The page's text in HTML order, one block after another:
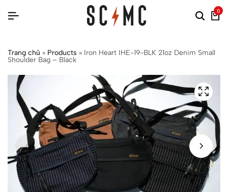
0
Trang chủ » Products » Iron Heart IHE-19-BLK 21oz Denim Small
Shoulder Bag – Black